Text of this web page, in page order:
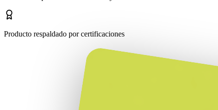
Producto respaldado por certificaciones